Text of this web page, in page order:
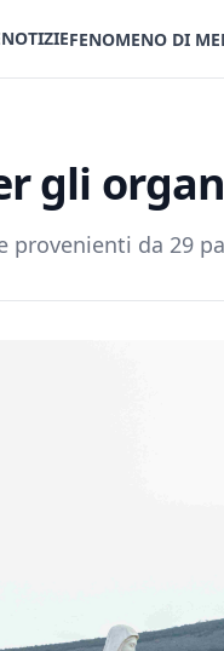
NOTIZIEFENOMENO DI
gli
provenienti da 29